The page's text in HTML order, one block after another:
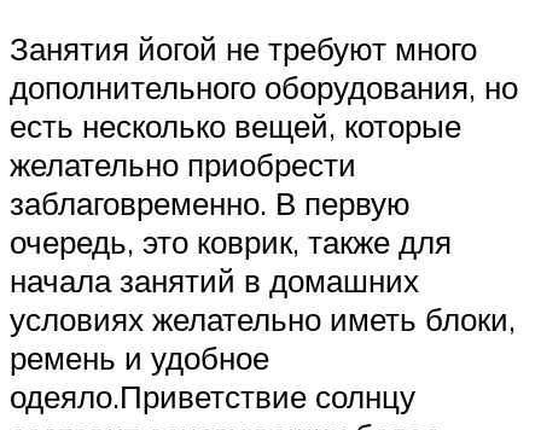
Занятия йогой не требуют много
дополнительного оборудования, но
есть несколько вещей, которые
желательно приобрести
заблаговременно. В первую
очередь, это коврик, также для
начала занятий в домашних
условиях желательно иметь блоки,
ремень и удобное
одеяло.Приветствие солнцу